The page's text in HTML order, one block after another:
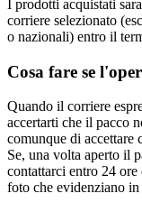
I prodotti acquistati
corriere selezionato
o nazionali) entro il
Cosa fare se
Quando il corriere
accertarti che il pacco
comunque di accettare
Se, una volta aperto il
contattarci entro 24
foto che evidenziano